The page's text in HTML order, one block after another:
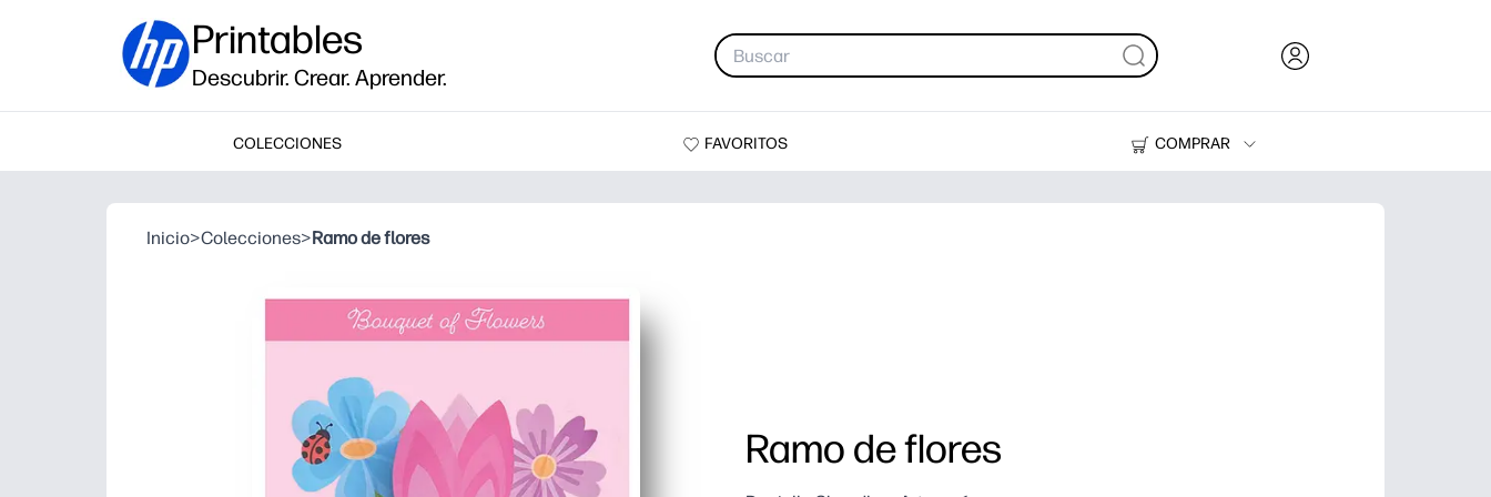
Printables
Descubrir. Crear. Aprender.
COLECCIONES FAVORITOS
COMPRAR
Impresoras
Inicio>Colecciones>Ramo de flores
Ramo de flores